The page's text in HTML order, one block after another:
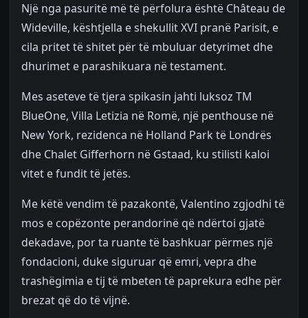
Një nga pasuritë më të përfolura është Château de
Wideville, kështjella e shekullit XVI pranë Parisit, e
cila pritet të shitet për të mbuluar detyrimet dhe
dhurimet e parashikuara në testament.
Mes aseteve të tjera spikasin jahti luksoz TM
BlueOne, Villa Letizia në Romë, një penthouse në
New York, rezidenca në Holland Park të Londrës
dhe Chalet Gifferhorn në Gstaad, ku stilisti kaloi
vitet e fundit të jetës.
Me këtë vendim të pazakontë, Valentino zgjodhi të
mos e copëzonte perandorinë që ndërtoi gjatë
dekadave, por ta ruante të bashkuar përmes një
fondacioni, duke siguruar që emri, vepra dhe
trashëgimia e tij të mbeten të paprekura edhe për
brezat që do të vijnë.